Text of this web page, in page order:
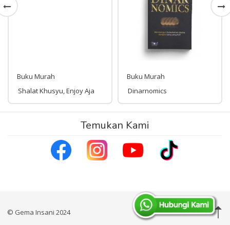
Buku Murah
Shalat Khusyu, Enjoy Aja
50,000
Buku Murah
Dinarnomics
Rp 87,000
Temukan Kami
© Gema Insani 2024